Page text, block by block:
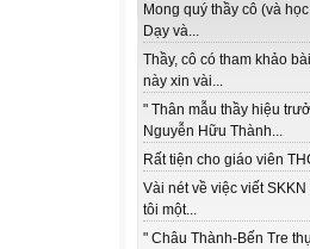
Mong quý thầy cô (và
Dạy và...
Thầy, cô có tham khảo
này xin vài...
" Thân mẫu thầy hiệu
Nguyễn Hữu Thành...
Rất tiện cho giáo viên
Vài nét về việc viết SKKN
tôi một...
" Châu Thành-Bến Tre